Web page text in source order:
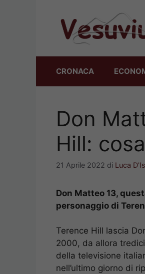
CRONACA
Don
Hill:
21 Aprile 2022 di Luca
Don Matteo 13,
personaggio di
Terence Hill lascia
2000, da allora
della televisione
nell’ultimo giorno di